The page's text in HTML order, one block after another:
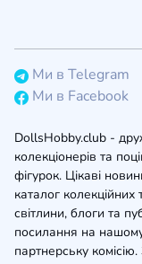
Ми в Telegram
Ми в Facebook
DollsHobby.club -
колекціонерів та
фігурок. Цікаві
каталог колекційних
світлини, блоги та
посилання на
партнерську